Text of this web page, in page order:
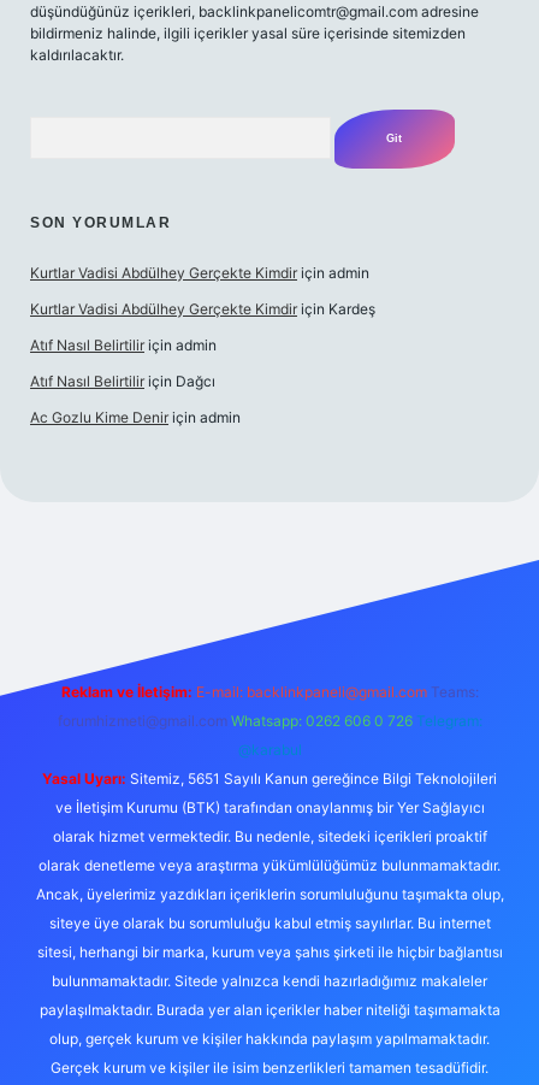
düşündüğünüz içerikleri, backlinkpanelicomtr@gmail.com adresine
bildirmeniz halinde, ilgili içerikler yasal süre içerisinde sitemizden
kaldırılacaktır.
SON YORUMLAR
Kurtlar Vadisi Abdülhey Gerçekte Kimdir için admin
Kurtlar Vadisi Abdülhey Gerçekte Kimdir için Kardeş
Atıf Nasıl Belirtilir için admin
Atıf Nasıl Belirtilir için Dağcı
Ac Gozlu Kime Denir için admin
Reklam ve İletişim: E-mail: backlinkpaneli@gmail.com Teams:
forumhizmeti@gmail.com Whatsapp: 0262 606 0 726 Telegram:
@karabul
Yasal Uyarı: Sitemiz, 5651 Sayılı Kanun gereğince Bilgi Teknolojileri
ve İletişim Kurumu (BTK) tarafından onaylanmış bir Yer Sağlayıcı
olarak hizmet vermektedir. Bu nedenle, sitedeki içerikleri proaktif
olarak denetleme veya araştırma yükümlülüğümüz bulunmamaktadır.
Ancak, üyelerimiz yazdıkları içeriklerin sorumluluğunu taşımakta olup,
siteye üye olarak bu sorumluluğu kabul etmiş sayılırlar. Bu internet
sitesi, herhangi bir marka, kurum veya şahıs şirketi ile hiçbir bağlantısı
bulunmamaktadır. Sitede yalnızca kendi hazırladığımız makaleler
paylaşılmaktadır. Burada yer alan içerikler haber niteliği taşımamakta
olup, gerçek kurum ve kişiler hakkında paylaşım yapılmamaktadır.
Gerçek kurum ve kişiler ile isim benzerlikleri tamamen tesadüfidir.